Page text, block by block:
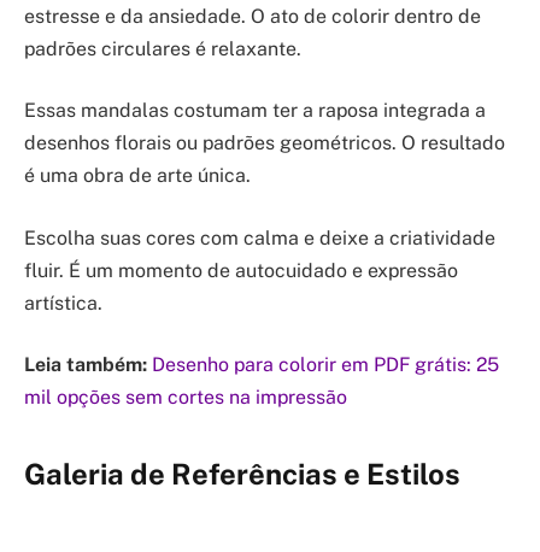
estresse e da ansiedade. O ato de colorir dentro de
padrões circulares é relaxante.
Essas mandalas costumam ter a raposa integrada a
desenhos florais ou padrões geométricos. O resultado
é uma obra de arte única.
Escolha suas cores com calma e deixe a criatividade
fluir. É um momento de autocuidado e expressão
artística.
Leia também: Desenho para colorir em PDF grátis: 25
mil opções sem cortes na impressão
Galeria de Referências e Estilos